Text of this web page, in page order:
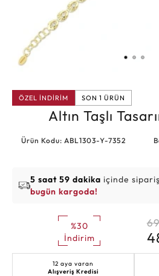
ÖZEL İNDİRİM SON 1 ÜRÜN
Altın Taşlı
Ürün Kodu: ABL1303-Y-7352
5 saat 59 dakika içinde
bugün kargoda!
%30
İndirim
12 aya varan
Alışveriş Kredisi